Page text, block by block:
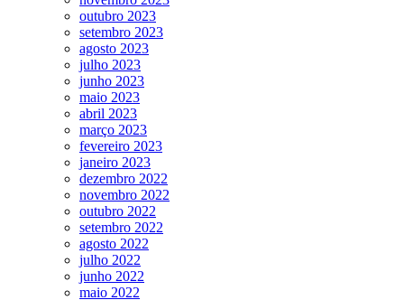
outubro 2023
setembro 2023
agosto 2023
julho 2023
junho 2023
maio 2023
abril 2023
março 2023
fevereiro 2023
janeiro 2023
dezembro 2022
novembro 2022
outubro 2022
setembro 2022
agosto 2022
julho 2022
junho 2022
maio 2022